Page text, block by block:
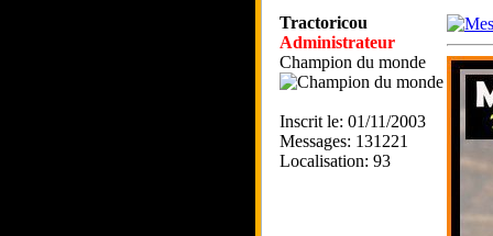
Tractoricou
Administrateur
Champion du monde
Inscrit le: 01/11/2003
Messages: 131221
Localisation: 93